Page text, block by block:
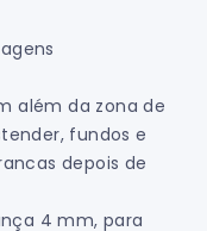
além da zona de
fundos e
depois de
4 mm, para